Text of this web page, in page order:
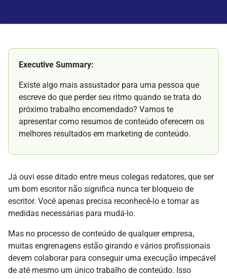
Executive Summary:
Existe algo mais assustador para uma pessoa que
escreve do que perder seu ritmo quando se trata do
próximo trabalho encomendado? Vamos te
apresentar como resumos de conteúdo oferecem os
melhores resultados em marketing de conteúdo.
Já ouvi esse ditado entre meus colegas redatores, que ser
um bom escritor não significa nunca ter bloqueio de
escritor. Você apenas precisa reconhecê-lo e tomar as
medidas necessárias para mudá-lo.
Mas no processo de conteúdo de qualquer empresa,
muitas engrenagens estão girando e vários profissionais
devem colaborar para conseguir uma execução impecável
de até mesmo um único trabalho de conteúdo. Isso